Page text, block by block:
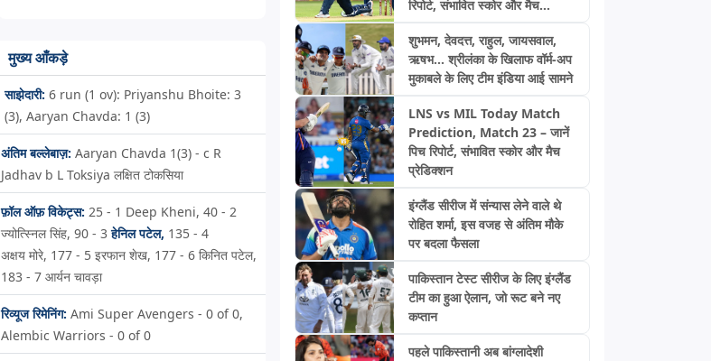
मुख्य आँकड़े
साझेदारी: 6 run (1 ov): Priyanshu Bhoite: 3
(3), Aaryan Chavda: 1 (3)
अंतिम बल्लेबाज़: Aaryan Chavda 1(3) - c R
Jadhav b L Toksiya लक्षित टोकसिया
फ़ॉल ऑफ़ विकेट्स: 25 - 1 Deep Kheni, 40 - 2
ज्योत्स्निल सिंह, 90 - 3हेनिल पटेल, 135 - 4
अक्षय मोरे, 177 - 5इरफान शेख, 177 - 6किनित पटेल,
183 - 7आर्यन चावड़ा
रिव्यूज रिमेनिंग: Ami Super Avengers - 0 of 0,
Alembic Warriors - 0 of 0
रिपोर्ट, संभावित स्कोर और मैच
शुभमन, देवदत्त, राहुल, जायसवाल,
ऋषभ... श्रीलंका के खिलाफ वॉर्म-अप
मुकाबले के लिए टीम इंडिया आई सामने
LNS vs MIL Today Match
Prediction, Match 23 – जानें
पिच रिपोर्ट, संभावित स्कोर और मैच
प्रेडिक्शन
इंग्लैंड सीरीज में संन्यास लेने वाले थे
रोहित शर्मा, इस वजह से अंतिम मौके
पर बदला फैसला
पाकिस्तान टेस्ट सीरीज के लिए इंग्लैंड
टीम का हुआ ऐलान, जो रूट बने नए
कप्तान
पहले पाकिस्तानी अब बांग्लादेशी